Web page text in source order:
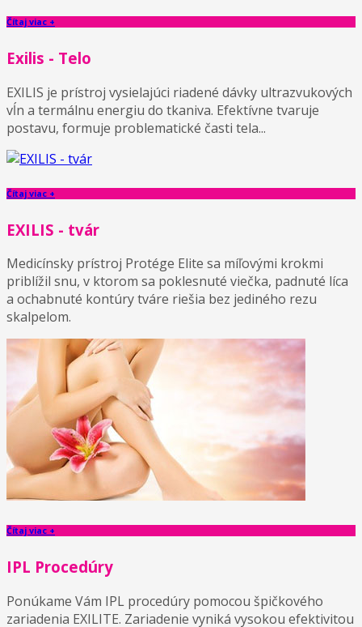
Čítaj viac +
Exilis - Telo
EXILIS je prístroj vysielajúci riadené dávky ultrazvukových
vĺn a termálnu energiu do tkaniva. Efektívne tvaruje
postavu, formuje problematické časti tela...
Čítaj viac +
EXILIS - tvár
Medicínsky prístroj Protége Elite sa míľovými krokmi
priblížil snu, v ktorom sa poklesnuté viečka, padnuté líca
a ochabnuté kontúry tváre riešia bez jediného rezu
skalpelom.
Čítaj viac +
IPL Procedúry
Ponúkame Vám IPL procedúry pomocou špičkového
zariadenia EXILITE. Zariadenie vyniká vysokou efektivitou